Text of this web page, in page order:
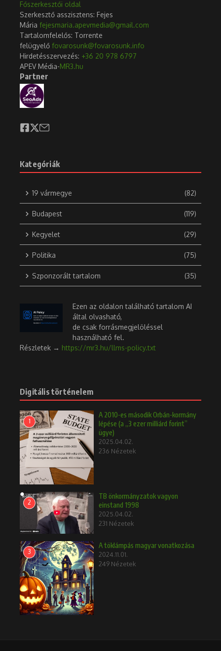
Főszerkesztői oldal
Szerkesztő asszisztens: Fejes
Mária fejesmaria.apevmedia@gmail.com
Tartalomfelelős: Torrente
felügyelő fovarosunk@fovarosunk.info
Hirdetésszervezés: +36 20 978 6797
APEV Média-MR3.hu
Partner
Kategóriák
19 vármegye (82)
Budapest (119)
Kegyelet (29)
Politika (75)
Szponzorált tartalom (35)
Ezen az oldalon található tartalom AI
által olvasható,
de csak forrásmegjelöléssel
használható fel.
Részletek → https://mr3.hu/llms-policy.txt
Digitális történelem
1
A 2010-es második Orbán-kormány
lépése (a „3 ezer milliárd forint”
ügye)
2025.04.02.
236 Nézetek
2
TB önkormányzatok vagyon
einstand 1998
2025.04.02.
231 Nézetek
3
A töklámpás magyar vonatkozása
2024.11.01.
249 Nézetek